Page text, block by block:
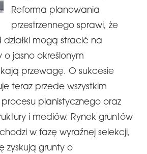
Reforma planowania
przestrzennego sprawi, że
mogą stracić na
jasno określonym
przewagę. O sukcesie
teraz przede wszystkim
planistycznego oraz
i mediów. Rynek gruntów
w fazę wyraźnej selekcji,
zyskują grunty o